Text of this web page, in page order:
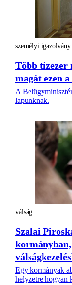
személyi igazolvány
Több tízezer
magát ezen
A
lapunknak.
válság
Szalai
Egy kormányak
helyzetre hogyan